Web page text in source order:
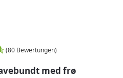
(80 Bewertungen)
med frø